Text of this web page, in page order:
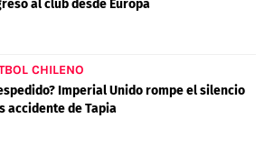
al club desde Europa
CHILENO
Imperial Unido rompe el silencio
accidente de Tapia